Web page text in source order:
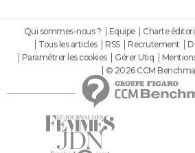
Qui sommes-nous ? Equipe Charte
Tous les articles
RSS Recrutement
Paramétrer les cookies
Gérer Utiq
© 2026 CCM